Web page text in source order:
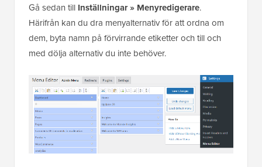
Gå sedan till Inställningar » Menyredigerare.
Härifrån kan du dra menyalternativ för att ordna om
dem, byta namn på förvirrande etiketter och till och
med dölja alternativ du inte behöver.